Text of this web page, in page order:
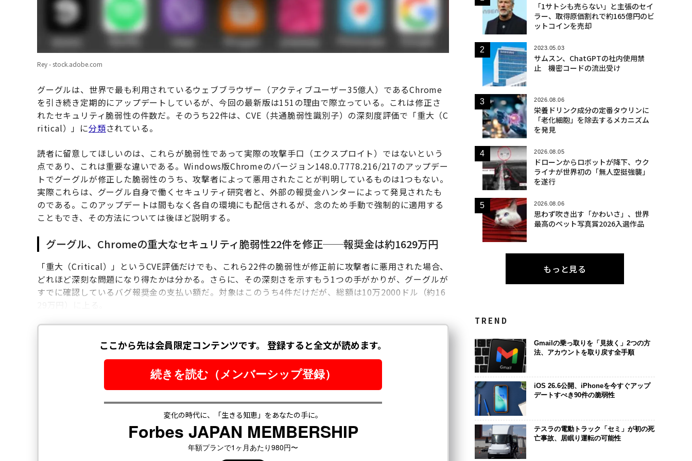
Rey - stock.adobe.com
グーグルは、世界で最も利用されているウェブブラウザー（アクティブユーザー35億人）であるChrome
を引き続き定期的にアップデートしているが、今回の最新版は151の理由で際立っている。これは修正さ
れたセキュリティ脆弱性の件数だ。そのうち22件は、CVE（共通脆弱性識別子）の深刻度評価で「重大（C
ritical）」に分類されている。
読者に留意してほしいのは、これらが脆弱性であって実際の攻撃手口（エクスプロイト）ではないという
点であり、これは重要な違いである。Windows版Chromeのバージョン148.0.7778.216/217のアップデー
トでグーグルが修正した脆弱性のうち、攻撃者によって悪用されたことが判明しているものは1つもない。
実際これらは、グーグル自身で働くセキュリティ研究者と、外部の報奨金ハンターによって発見されたも
のである。このアップデートは間もなく各自の環境にも配信されるが、念のため手動で強制的に適用する
こともでき、その方法については後ほど説明する。
グーグル、Chromeの重大なセキュリティ脆弱性22件を修正──報奨金は約1629万円
「重大（Critical）」というCVE評価だけでも、これら22件の脆弱性が修正前に攻撃者に悪用された場合、
どれほど深刻な問題になり得たかは分かる。さらに、その深刻さを示すもう1つの手がかりが、グーグルが
すでに確認しているバグ報奨金の支払い額だ。対象はこのうち4件だけだが、総額は10万2000ドル（約16
「1サトシも売らない」と主張のセイ
ラー、取得原価割れで約165億円のビ
ットコインを売却
2023.05.03
サムスン、ChatGPTの社内使用禁
止 機密コードの流出受け
2026.08.06
栄養ドリンク成分の定番タウリンに
「老化細胞」を除去するメカニズム
を発見
2026.08.05
ドローンからロボットが降下、ウク
ライナが世界初の「無人空挺強襲」
を遂行
2026.08.06
思わず吹き出す「かわいさ」、世界
最高のペット写真賞2026入選作品
もっと見る
TREND
Gmailの乗っ取りを「見抜く」2つの方
法、アカウントを取り戻す全手順
iOS 26.6公開、iPhoneを今すぐアップ
デートすべき90件の脆弱性
テスラの電動トラック「セミ」が初の死
亡事故、居眠り運転の可能性